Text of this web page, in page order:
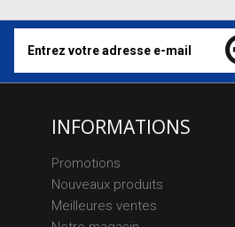
INFORMATIONS
Promotions
Nouveaux produits
Meilleures ventes